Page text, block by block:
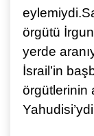
eylemiydi.
örgütü
yerde
İsrail’in
örgütlerinin